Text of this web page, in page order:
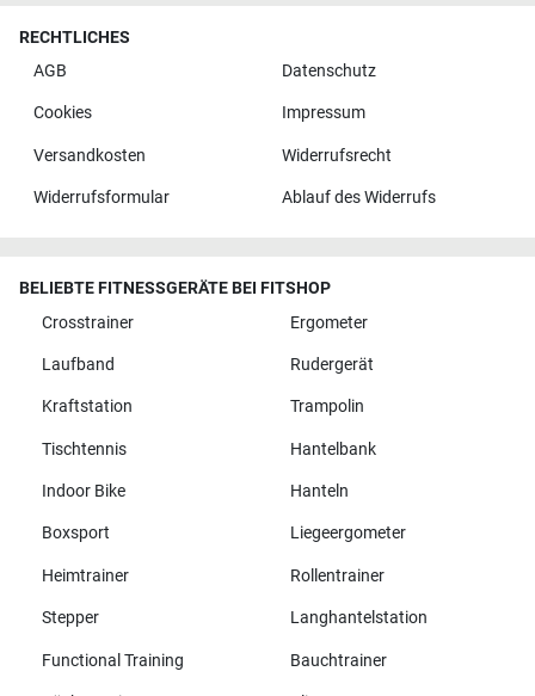
RECHTLICHES
AGB
Datenschutz
Cookies Impressum
Versandkosten Widerrufsrecht
Widerrufsformular Ablauf des Widerrufs
BELIEBTE FITNESSGERÄTE BEI FITSHOP
Crosstrainer
Ergometer
Laufband Rudergerät
Kraftstation Trampolin
Tischtennis Hantelbank
Indoor Bike Hanteln
Boxsport Liegeergometer
Heimtrainer Rollentrainer
Stepper Langhantelstation
Functional Training Bauchtrainer